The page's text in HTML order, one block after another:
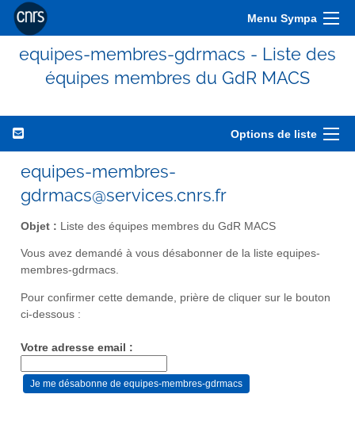
Menu Sympa
equipes-membres-gdrmacs - Liste des
équipes membres du GdR MACS
Options de liste
equipes-membres-
gdrmacs@services.cnrs.fr
Objet : Liste des équipes membres du GdR MACS
Vous avez demandé à vous désabonner de la liste equipes-
membres-gdrmacs.
Pour confirmer cette demande, prière de cliquer sur le bouton
ci-dessous :
Votre adresse email :